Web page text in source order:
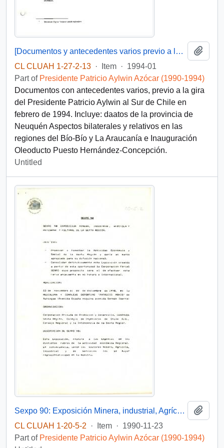
[Documentos y antecedentes varios previo a la gira del Presidente Aylwin al Sur de Chile]
CL CLUAH 1-27-2-13 · Item · 1994-01
Part of Presidente Patricio Aylwin Azócar (1990-1994)
Documentos con antecedentes varios, previo a la gira
del Presidente Patricio Aylwin al Sur de Chile en
febrero de 1994. Incluye: daatos de la provincia de
Neuquén Aspectos bilaterales y relativos en las
regiones del Bío-Bío y La Araucanía e Inauguración
Oleoducto Puesto Hernández-Concepción.
Untitled
Sexpo 90: Exposición Minera, industrial, Agrícola y Artesanal Cultural de la VI Región.
CL CLUAH 1-20-5-2
· Item · 1990-11-23
Part of Presidente Patricio Aylwin Azócar (1990-1994)